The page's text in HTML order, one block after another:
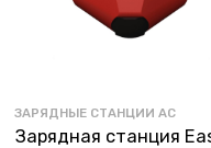
ЗАРЯДНЫЕ СТАНЦИИ AC
Зарядная станция